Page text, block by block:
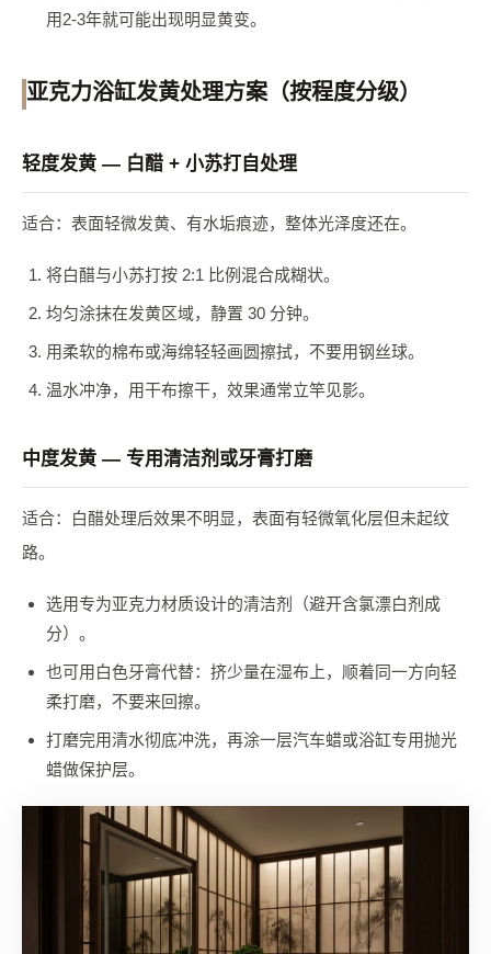
用2-3年就可能出现明显黄变。
亚克力浴缸发黄处理方案（按程度分级）
轻度发黄 — 白醋 + 小苏打自处理
适合：表面轻微发黄、有水垢痕迹，整体光泽度还在。
将白醋与小苏打按 2:1 比例混合成糊状。
均匀涂抹在发黄区域，静置 30 分钟。
用柔软的棉布或海绵轻轻画圆擦拭，不要用钢丝球。
温水冲净，用干布擦干，效果通常立竿见影。
中度发黄 — 专用清洁剂或牙膏打磨
适合：白醋处理后效果不明显，表面有轻微氧化层但未起纹
路。
选用专为亚克力材质设计的清洁剂（避开含氯漂白剂成
分）。
也可用白色牙膏代替：挤少量在湿布上，顺着同一方向轻
柔打磨，不要来回擦。
打磨完用清水彻底冲洗，再涂一层汽车蜡或浴缸专用抛光
蜡做保护层。